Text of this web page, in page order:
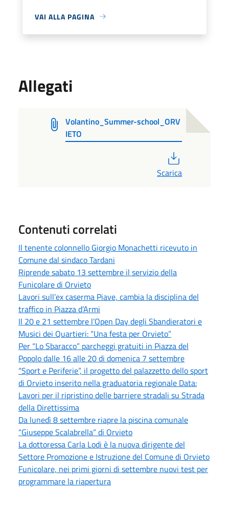
VAI ALLA PAGINA
Allegati
Volantino_Summer-school_ORV
IETO
Scarica
Contenuti correlati
Il tenente colonnello Giorgio Monachetti ricevuto in
Comune dal sindaco Tardani
Riprende sabato 13 settembre il servizio della
Funicolare di Orvieto
Lavori sull’ex caserma Piave, cambia la disciplina del
traffico in Piazza d’Armi
Il 20 e 21 settembre l’Open Day degli Sbandieratori e
Musici dei Quartieri: “Una festa per Orvieto”
Per “Lo Sbaracco” parcheggi gratuiti in Piazza del
Popolo dalle 16 alle 20 di domenica 7 settembre
“Sport e Periferie”, il progetto del palazzetto dello sport
di Orvieto inserito nella graduatoria regionale Data:
Lavori per il ripristino delle barriere stradali su Strada
della Direttissima
Da lunedì 8 settembre riapre la piscina comunale
“Giuseppe Scalabrella” di Orvieto
La dottoressa Carla Lodi è la nuova dirigente del
Settore Promozione e Istruzione del Comune di Orvieto
Funicolare, nei primi giorni di settembre nuovi test per
programmare la riapertura